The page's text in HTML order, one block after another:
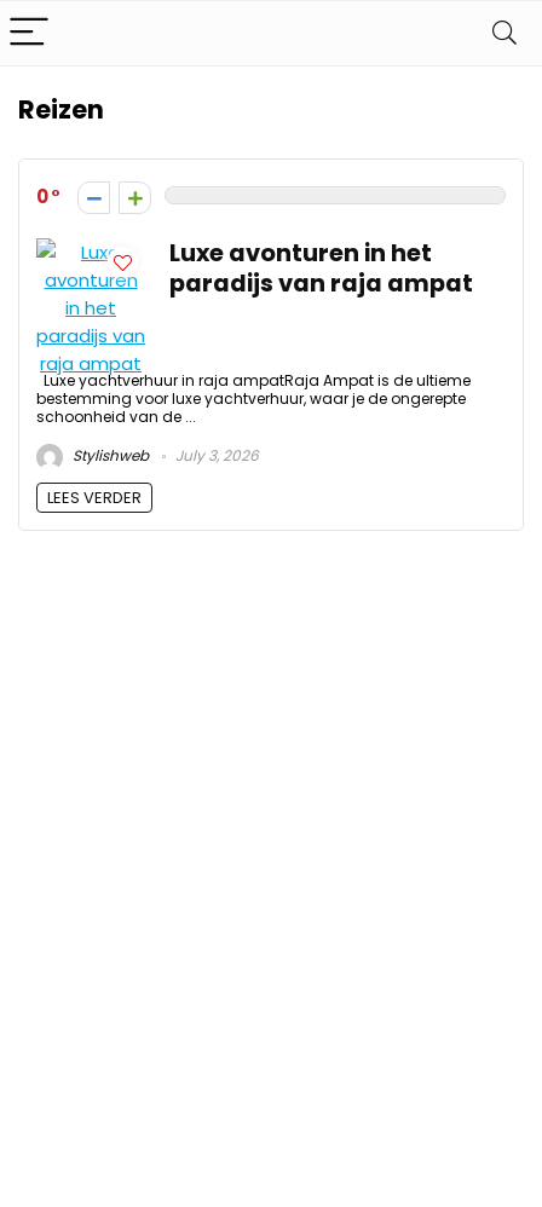
Reizen
0
Luxe avonturen in het
paradijs van raja ampat
Luxe yachtverhuur in raja ampatRaja Ampat is de ultieme
bestemming voor luxe yachtverhuur, waar je de ongerepte
schoonheid van de ...
Stylishweb
July 3, 2026
LEES VERDER